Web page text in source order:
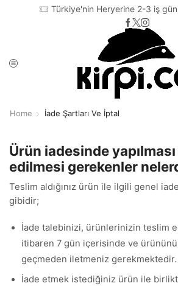
Türkiye'nin Heryerine 2-3 iş
Home İade Şartları Ve İptal
Ürün iadesinde
edilmesi gerekenler
Teslim aldığınız ürün ile ilgili genel
gibidir;
İade talebinizi, ürünlerinizin teslim
itibaren 7 gün içerisinde ve
geçmeden iletmeniz gerekmektedir.
İade etmek istediğiniz ürün ile